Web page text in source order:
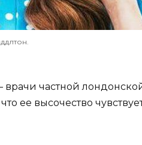
частной
ее высочество